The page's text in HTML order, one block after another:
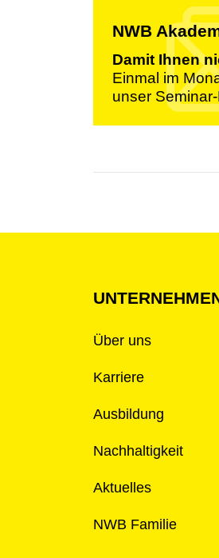
NWB
Damit Ihnen
Einmal im
unser
Über uns
Karriere
Ausbildung
Nachhaltigkeit
Aktuelles
NWB Familie